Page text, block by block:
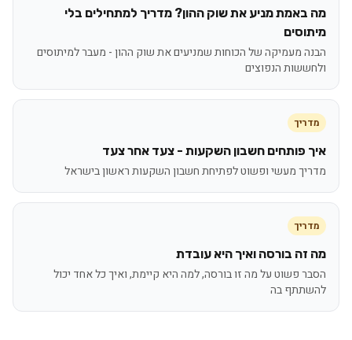
מה באמת מניע את שוק ההון? מדריך למתחילים בלי
מיתוסים
הבנה מעמיקה של הכוחות שמניעים את שוק ההון - מעבר למיתוסים
ולחששות הנפוצים
מדריך
איך פותחים חשבון השקעות - צעד אחר צעד
מדריך מעשי ופשוט לפתיחת חשבון השקעות ראשון בישראל
מדריך
מה זה בורסה ואיך היא עובדת
הסבר פשוט על מה זו בורסה, למה היא קיימת, ואיך כל אחד יכול
להשתתף בה